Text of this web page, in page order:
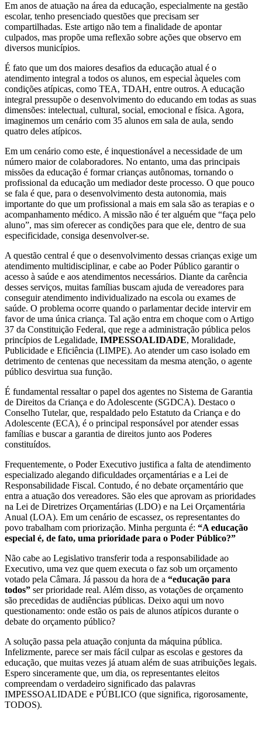
Em anos de atuação na área da educação, especialmente na gestão
escolar, tenho presenciado questões que precisam ser
compartilhadas. Este artigo não tem a finalidade de apontar
culpados, mas propõe uma reflexão sobre ações que observo em
diversos municípios.
É fato que um dos maiores desafios da educação atual é o
atendimento integral a todos os alunos, em especial àqueles com
condições atípicas, como TEA, TDAH, entre outros. A educação
integral pressupõe o desenvolvimento do educando em todas as suas
dimensões: intelectual, cultural, social, emocional e física. Agora,
imaginemos um cenário com 35 alunos em sala de aula, sendo
quatro deles atípicos.
Em um cenário como este, é inquestionável a necessidade de um
número maior de colaboradores. No entanto, uma das principais
missões da educação é formar crianças autônomas, tornando o
profissional da educação um mediador deste processo. O que pouco
se fala é que, para o desenvolvimento desta autonomia, mais
importante do que um profissional a mais em sala são as terapias e o
acompanhamento médico. A missão não é ter alguém que “faça pelo
aluno”, mas sim oferecer as condições para que ele, dentro de sua
especificidade, consiga desenvolver-se.
A questão central é que o desenvolvimento dessas crianças exige um
atendimento multidisciplinar, e cabe ao Poder Público garantir o
acesso à saúde e aos atendimentos necessários. Diante da carência
desses serviços, muitas famílias buscam ajuda de vereadores para
conseguir atendimento individualizado na escola ou exames de
saúde. O problema ocorre quando o parlamentar decide intervir em
favor de uma única criança. Tal ação entra em choque com o Artigo
37 da Constituição Federal, que rege a administração pública pelos
princípios de Legalidade, IMPESSOALIDADE, Moralidade,
Publicidade e Eficiência (LIMPE). Ao atender um caso isolado em
detrimento de centenas que necessitam da mesma atenção, o agente
público desvirtua sua função.
É fundamental ressaltar o papel dos agentes no Sistema de Garantia
de Direitos da Criança e do Adolescente (SGDCA). Destaco o
Conselho Tutelar, que, respaldado pelo Estatuto da Criança e do
Adolescente (ECA), é o principal responsável por atender essas
famílias e buscar a garantia de direitos junto aos Poderes
constituídos.
Frequentemente, o Poder Executivo justifica a falta de atendimento
especializado alegando dificuldades orçamentárias e a Lei de
Responsabilidade Fiscal. Contudo, é no debate orçamentário que
entra a atuação dos vereadores. São eles que aprovam as prioridades
na Lei de Diretrizes Orçamentárias (LDO) e na Lei Orçamentária
Anual (LOA). Em um cenário de escassez, os representantes do
povo trabalham com priorização. Minha pergunta é: “A educação
especial é, de fato, uma prioridade para o Poder Público?”
Não cabe ao Legislativo transferir toda a responsabilidade ao
Executivo, uma vez que quem executa o faz sob um orçamento
votado pela Câmara. Já passou da hora de a “educação para
todos” ser prioridade real. Além disso, as votações de orçamento
são precedidas de audiências públicas. Deixo aqui um novo
questionamento: onde estão os pais de alunos atípicos durante o
debate do orçamento público?
A solução passa pela atuação conjunta da máquina pública.
Infelizmente, parece ser mais fácil culpar as escolas e gestores da
educação, que muitas vezes já atuam além de suas atribuições legais.
Espero sinceramente que, um dia, os representantes eleitos
compreendam o verdadeiro significado das palavras
IMPESSOALIDADE e PÚBLICO (que significa, rigorosamente,
TODOS).